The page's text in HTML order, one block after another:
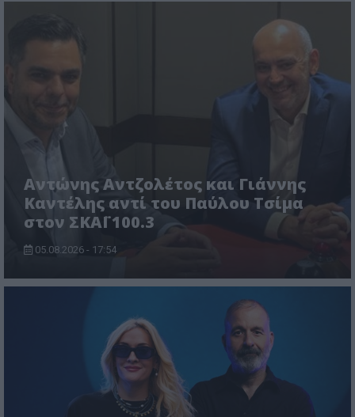
Αντώνης Αντζολέτος και Γιάννης
Καντέλης αντί του Παύλου Τσίμα
στον ΣΚΑΪ 100.3
05.08.2026 - 17:54